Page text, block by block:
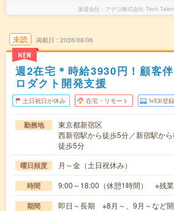
派遣会社 アデコ株式会社 Tech
未読
NEW
掲載日 2026/08/06
週2在宅＊時給3930円！顧客
ロダクト開発支援
土日祝日が休み 在宅・リモート WEB登
勤務地
東京都新宿区
西新宿駅から徒歩5分／新宿駅か
徒歩5分
曜日頻度 月～金（土日祝休み）
時間 9:00～18:00（休憩1時間） ※残業
期間 即日～長期 ※8月～、9月～など開